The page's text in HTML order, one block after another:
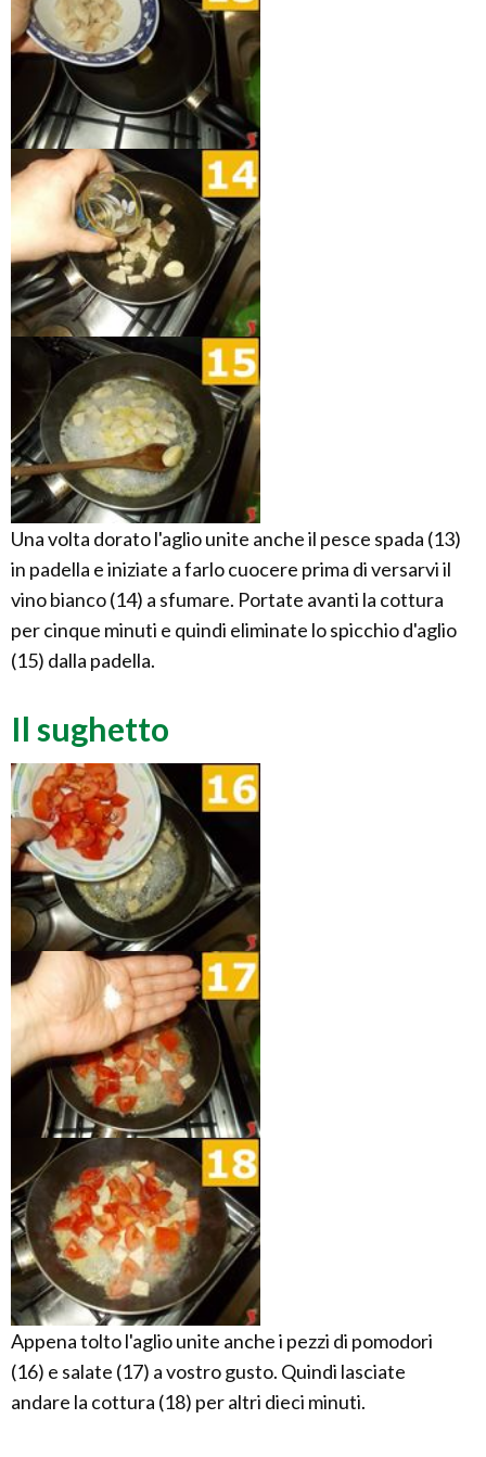
Una volta dorato l'aglio unite anche il pesce spada (13)
in padella e iniziate a farlo cuocere prima di versarvi il
vino bianco (14) a sfumare. Portate avanti la cottura
per cinque minuti e quindi eliminate lo spicchio d'aglio
(15) dalla padella.
Il sughetto
Appena tolto l'aglio unite anche i pezzi di pomodori
(16) e salate (17) a vostro gusto. Quindi lasciate
andare la cottura (18) per altri dieci minuti.